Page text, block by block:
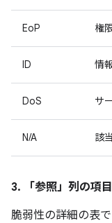
EoP 権
ID 情
DoS サ
N/A 該
3. 「参照」 列の項
脆弱性の詳細の表で